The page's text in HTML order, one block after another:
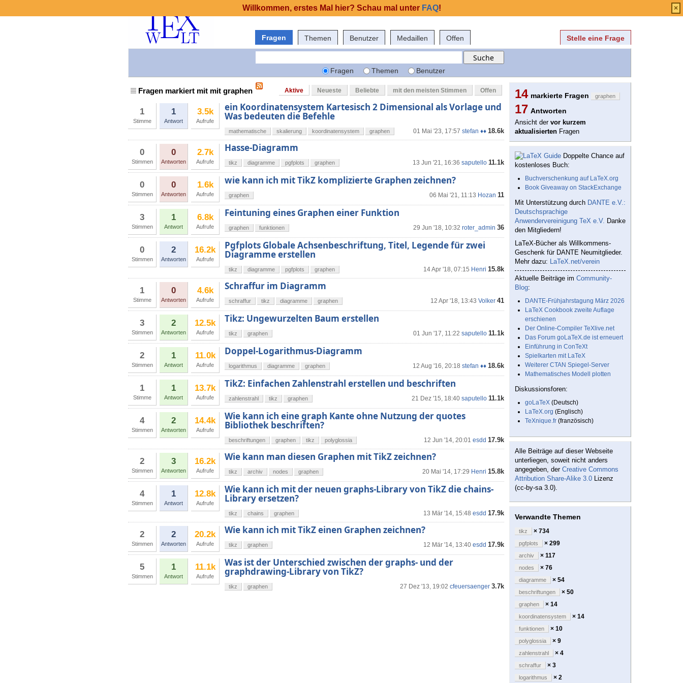
Fragen Themen Benutzer Medaillen Offen Stelle eine Frage
Fragen Themen Benutzer
Fragen markiert mit mit graphen Aktive Neueste Beliebte mit den meisten Stimmen Offen
1
Stimme
1
Antwort
3.5k
Aufrufe
ein Koordinatensystem Kartesisch 2 Dimensional als Vorlage und
Was bedeuten die Befehle
01 Mai '23, 17:57 stefan ♦♦ 18.6k
mathematische skalierung koordinatensystem graphen
0
Stimmen
0
Antworten
2.7k
Aufrufe
Hasse-Diagramm
13 Jun '21, 16:36 saputello 11.1k
tikz diagramme pgfplots graphen
0
Stimmen
0
Antworten
1.6k
Aufrufe
wie kann ich mit TikZ komplizierte Graphen zeichnen?
06 Mai '21, 11:13 Hozan 11
graphen
3
Stimmen
1
Antwort
6.8k
Aufrufe
Feintuning eines Graphen einer Funktion
29 Jun '18, 10:32 roter_admin 36
graphen funktionen
0
Stimmen
2
Antworten
16.2k
Aufrufe
Pgfplots Globale Achsenbeschriftung, Titel, Legende für zwei
Diagramme erstellen
14 Apr '18, 07:15 Henri 15.8k
tikz diagramme pgfplots graphen
1
Stimme
0
Antworten
4.6k
Aufrufe
Schraffur im Diagramm
12 Apr '18, 13:43 Volker 41
schraffur tikz diagramme graphen
3
Stimmen
2
Antworten
12.5k
Aufrufe
Tikz: Ungewurzelten Baum erstellen
01 Jun '17, 11:22 saputello 11.1k
tikz graphen
2
Stimmen
1
Antwort
11.0k
Aufrufe
Doppel-Logarithmus-Diagramm
12 Aug '16, 20:18 stefan ♦♦ 18.6k
logarithmus diagramme graphen
1
Stimme
1
Antwort
13.7k
Aufrufe
TikZ: Einfachen Zahlenstrahl erstellen und beschriften
21 Dez '15, 18:40 saputello 11.1k
zahlenstrahl tikz graphen
4
Stimmen
2
Antworten
14.4k
Aufrufe
Wie kann ich eine graph Kante ohne Nutzung der quotes
Bibliothek beschriften?
12 Jun '14, 20:01 esdd 17.9k
beschriftungen graphen tikz polyglossia
2
Stimmen
3
Antworten
16.2k
Aufrufe
Wie kann man diesen Graphen mit TikZ zeichnen?
20 Mai '14, 17:29 Henri 15.8k
tikz archiv nodes graphen
4
Stimmen
1
Antwort
12.8k
Aufrufe
Wie kann ich mit der neuen graphs-Library von TikZ die chains-
Library ersetzen?
13 Mär '14, 15:48 esdd 17.9k
tikz chains graphen
2
Stimmen
2
Antworten
20.2k
Aufrufe
Wie kann ich mit TikZ einen Graphen zeichnen?
12 Mär '14, 13:40 esdd 17.9k
tikz graphen
5
Stimmen
1
Antwort
11.1k
Aufrufe
Was ist der Unterschied zwischen der graphs- und der
graphdrawing-Library von TikZ?
27 Dez '13, 19:02 cfeuersaenger 3.7k
tikz graphen
14 markierte Fragen graphen
17 Antworten
Ansicht der vor kurzem
aktualisierten Fragen
Doppelte Chance auf
kostenloses Buch:
Buchverschenkung auf LaTeX.org
Book Giveaway on StackExchange
Mit Unterstützung durch DANTE e.V.:
Deutschsprachige
Anwendervereinigung TeX e.V. Danke
den Mitgliedern!
LaTeX-Bücher als Willkommens-
Geschenk für DANTE Neumitglieder.
Mehr dazu: LaTeX.net/verein
Aktuelle Beiträge im Community-
Blog:
DANTE-Frühjahrstagung März 2026
LaTeX Cookbook zweite Auflage
erschienen
Der Online-Compiler TeXlive.net
Das Forum goLaTeX.de ist erneuert
Einführung in ConTeXt
Spielkarten mit LaTeX
Weiterer CTAN Spiegel-Server
Mathematisches Modell plotten
Diskussionsforen:
goLaTeX (Deutsch)
LaTeX.org (Englisch)
TeXnique.fr (französisch)
Alle Beiträge auf dieser Webseite
unterliegen, soweit nicht anders
angegeben, der Creative Commons
Attribution Share-Alike 3.0 Lizenz
(cc-by-sa 3.0).
Verwandte Themen
tikz × 734
pgfplots × 299
archiv × 117
nodes × 76
diagramme × 54
beschriftungen × 50
graphen × 14
koordinatensystem × 14
funktionen × 10
polyglossia × 9
zahlenstrahl × 4
schraffur × 3
logarithmus × 2
Willkommen, erstes Mal hier? Schau mal unter FAQ! ×